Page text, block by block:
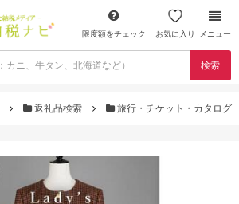
限度額をチェック お気に入り メニュー
検索
返礼品検索 旅行・チケット・カタログ